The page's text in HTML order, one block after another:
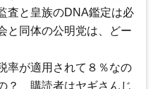
査と皇族のDNA鑑定は必
と同体の公明党は、どー
率が適用されて８％なの
？ 購読者はヤギさんじ